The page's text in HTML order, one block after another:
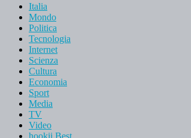
Italia
Mondo
Politica
Tecnologia
Internet
Scienza
Cultura
Economia
Sport
Media
TV
Video
hookii Best